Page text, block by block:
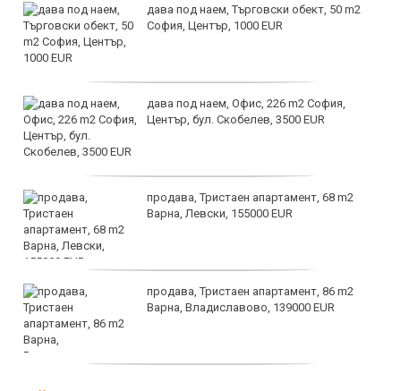
дава под наем, Търговски обект, 50 m2
София, Център, 1000 EUR
дава под наем, Офис, 226 m2 София,
Център, бул. Скобелев, 3500 EUR
продава, Тристаен апартамент, 68 m2
Варна, Левски, 155000 EUR
продава, Тристаен апартамент, 86 m2
Варна, Владиславово, 139000 EUR